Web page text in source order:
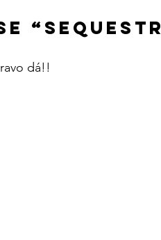
dá!!